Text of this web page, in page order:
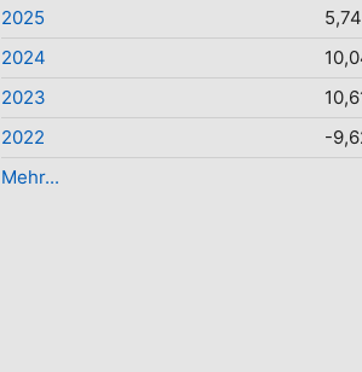
2025
2024
2023
2022
-
Mehr...